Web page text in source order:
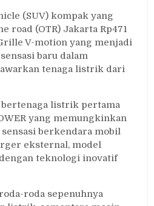
(SUV) kompak yang
road (OTR) Jakarta Rp471
V-motion yang menjadi
baru dalam
tenaga listrik dari
bertenaga listrik pertama
yang memungkinkan
berkendara mobil
eksternal, model
teknologi inovatif
roda sepenuhnya